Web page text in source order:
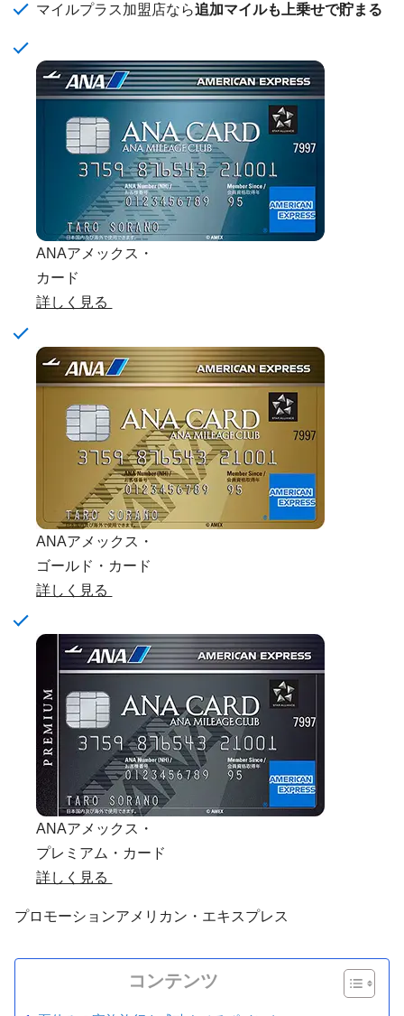
マイルプラス加盟店なら追加マイルも上乗せで貯まる
ANAアメックス・
カード
詳しく見る
ANAアメックス・
ゴールド・カード
詳しく見る
ANAアメックス・
プレミアム・カード
詳しく見る
プロモーションアメリカン・エキスプレス
コンテンツ